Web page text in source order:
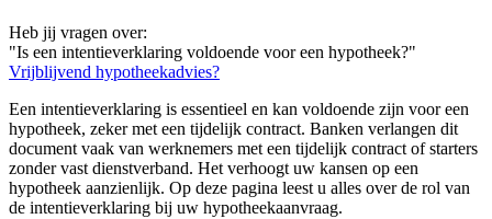
Heb jij vragen over:
"Is een intentieverklaring voldoende voor een hypotheek?"
Vrijblijvend hypotheekadvies?
Een intentieverklaring is essentieel en kan voldoende zijn voor een
hypotheek, zeker met een tijdelijk contract. Banken verlangen dit
document vaak van werknemers met een tijdelijk contract of starters
zonder vast dienstverband. Het verhoogt uw kansen op een
hypotheek aanzienlijk. Op deze pagina leest u alles over de rol van
de intentieverklaring bij uw hypotheekaanvraag.